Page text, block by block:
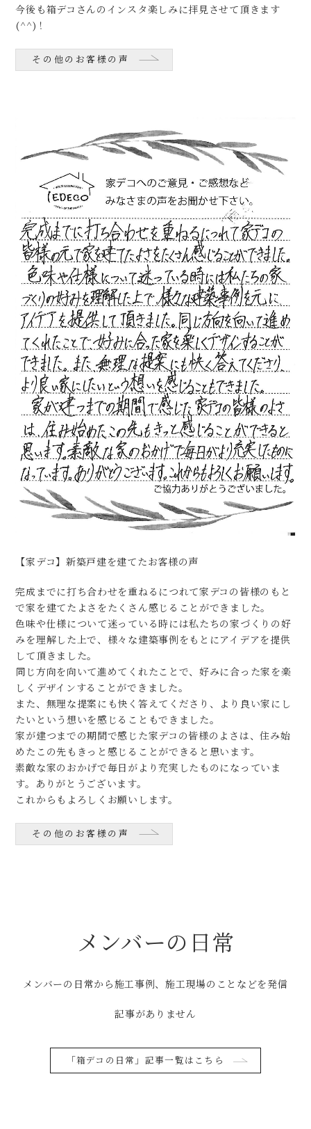
今後も箱デコさんのインスタ楽しみに拝見させて頂きます
(^^)！
その他のお客様の声
【家デコ】新築戸建を建てたお客様の声
完成までに打ち合わせを重ねるにつれて家デコの皆様のもと
で家を建てたよさをたくさん感じることができました。
色味や仕様について迷っている時には私たちの家づくりの好
みを理解した上で、様々な建築事例をもとにアイデアを提供
して頂きました。
同じ方向を向いて進めてくれたことで、好みに合った家を楽
しくデザインすることができました。
また、無理な提案にも快く答えてくださり、より良い家にし
たいという想いを感じることもできました。
家が建つまでの期間で感じた家デコの皆様のよさは、住み始
めたこの先もきっと感じることができると思います。
素敵な家のおかげで毎日がより充実したものになっていま
す。ありがとうございます。
これからもよろしくお願いします。
その他のお客様の声
メンバーの日常
メンバーの日常から施工事例、施工現場のことなどを発信
記事がありません
「箱デコの日常」記事一覧はこちら